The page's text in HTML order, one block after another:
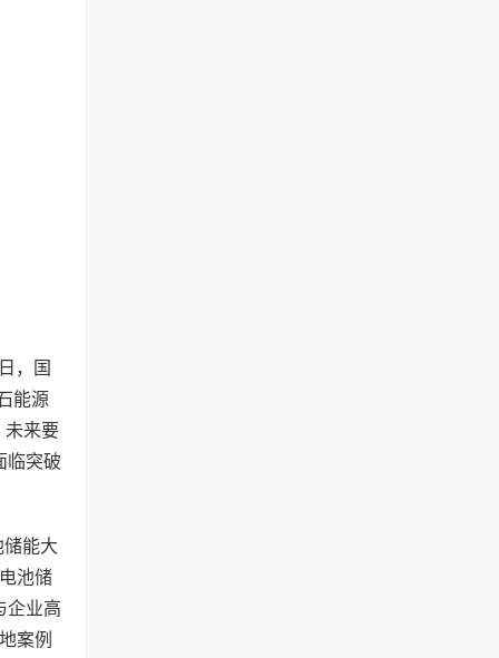
，国
能源
未来要
临突破
能大
池储
企业高
案例